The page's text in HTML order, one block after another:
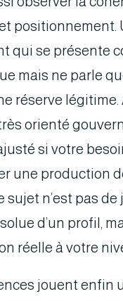
positionnement.
qui se présente
mais ne parle
réserve légitime.
orienté
si votre
une production
sujet n’est pas de
d’un profil,
réelle à votre
jouent enfin